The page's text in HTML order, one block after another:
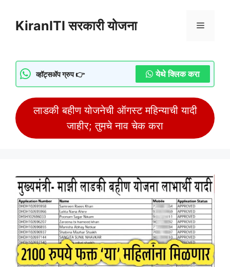
KiranITI सरकारी योजना Menu
व्हॉट्सॲप ग्रुप 👉 येथे क्लिक करा
लाडकी बहीण योजनेची ऑगस्ट महिन्याची यादी
जाहीर; तुमचे नाव चेक करा